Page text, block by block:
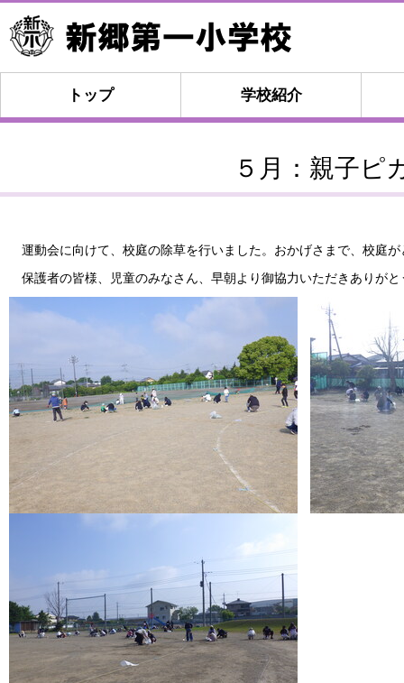
トップ 学校紹介
５月：親子ピ
運動会に向けて、校庭の除草を行いました。おかげさまで、校庭
保護者の皆様、児童のみなさん、早朝より御協力いただきありがと